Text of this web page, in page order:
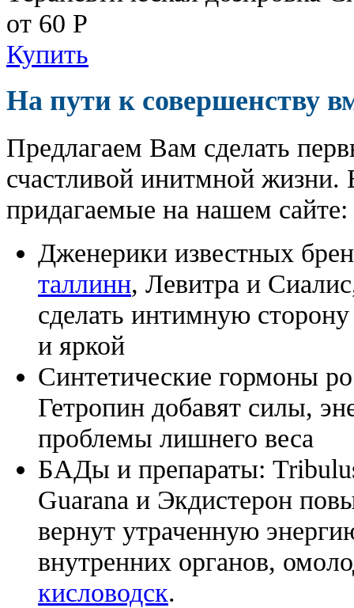
от 60 Р
Купить
На пути к совершенству
Предлагаем Вам сделать
счастливой инитмной жизни.
придагаемые на нашем сайте:
Дженерики известных
таллинн, Левитра и
сделать интимную
и яркой
Синтетические гормоны
Гетропин добавят силы,
проблемы лишнего веса
БАДы и препараты:
Guarana и Экдистерон
вернут утраченную
внутренних органов,
кисловодск.